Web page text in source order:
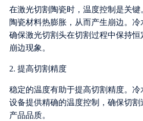
在激光切割陶瓷时，温度控制是关
陶瓷材料热膨胀，从而产生崩边。冷
确保激光切割头在切割过程中保持恒
崩边现象。
2. 提高切割精度
稳定的温度有助于提高切割精度。冷
设备提供精确的温度控制，确保切
产品品质。